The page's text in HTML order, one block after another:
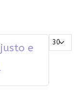
Mostrar #
e